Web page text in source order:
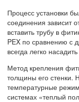
Процесс установки
соединения зависит
вставить трубу в
PEX по сравнению с
всегда легко
Метод крепления
толщины его стенки.
температурные
системах «теплый